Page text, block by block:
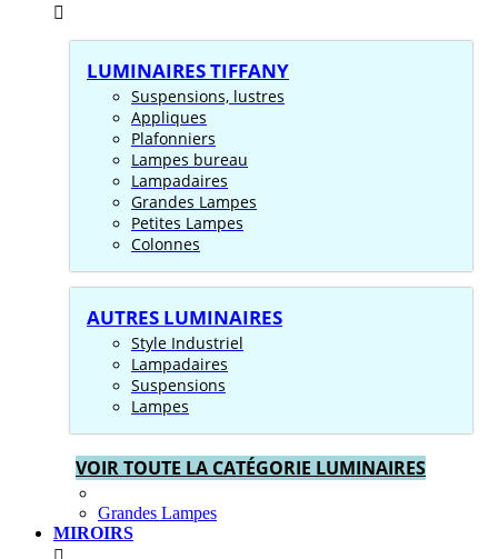
LUMINAIRES TIFFANY
Suspensions, lustres
Appliques
Plafonniers
Lampes bureau
Lampadaires
Grandes Lampes
Petites Lampes
Colonnes
AUTRES LUMINAIRES
Style Industriel
Lampadaires
Suspensions
Lampes
VOIR TOUTE LA CATÉGORIE LUMINAIRES
Grandes Lampes
MIROIRS